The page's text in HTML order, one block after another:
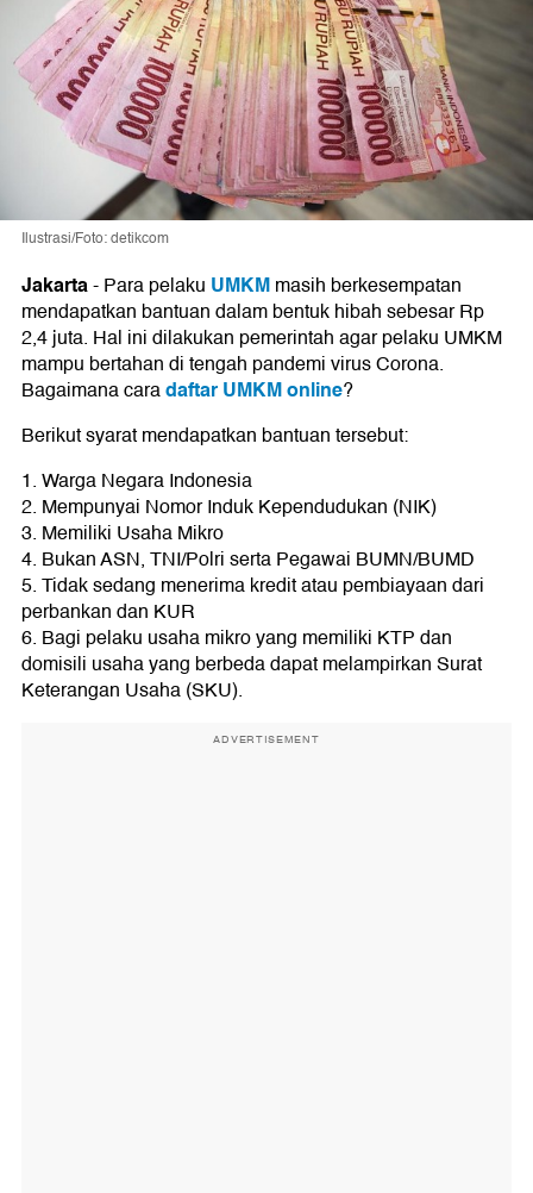
Ilustrasi/Foto: detikcom
Jakarta-Para pelaku UMKMmasih berkesempatan
mendapatkan bantuan dalam bentuk hibah sebesar Rp
2,4 juta. Hal ini dilakukan pemerintah agar pelaku UMKM
mampu bertahan di tengah pandemi virus Corona.
Bagaimana caradaftar UMKM online?
Berikut syarat mendapatkan bantuan tersebut:
1. Warga Negara Indonesia
2. Mempunyai Nomor Induk Kependudukan (NIK)
3. Memiliki Usaha Mikro
4. Bukan ASN, TNI/Polri serta Pegawai BUMN/BUMD
5. Tidak sedang menerima kredit atau pembiayaan dari
perbankan dan KUR
6. Bagi pelaku usaha mikro yang memiliki KTP dan
domisili usaha yang berbeda dapat melampirkan Surat
Keterangan Usaha (SKU).
ADVERTISEMENT